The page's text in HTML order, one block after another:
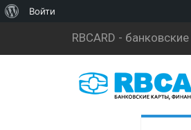
RBCARD -
Войти